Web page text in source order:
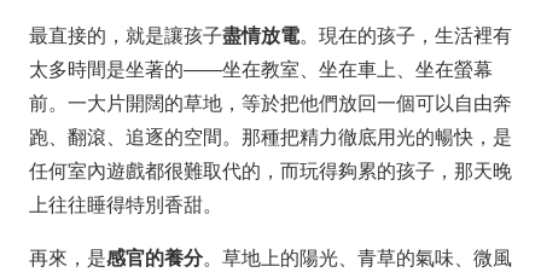
最直接的，就是讓孩子盡情放電。現在的孩子，生活裡有
太多時間是坐著的——坐在教室、坐在車上、坐在螢幕
前。一大片開闊的草地，等於把他們放回一個可以自由奔
跑、翻滾、追逐的空間。那種把精力徹底用光的暢快，是
任何室內遊戲都很難取代的，而玩得夠累的孩子，那天晚
上往往睡得特別香甜。
再來，是感官的養分。草地上的陽光、青草的氣味、微風